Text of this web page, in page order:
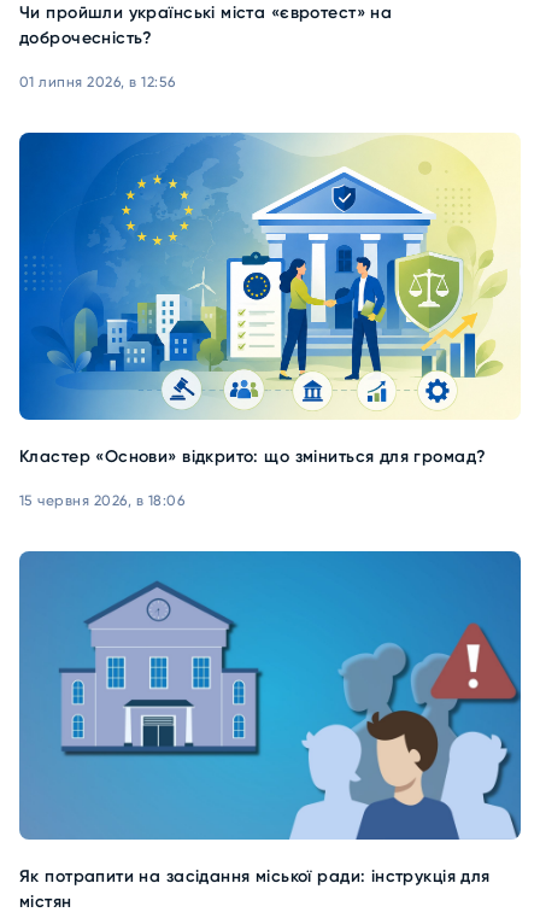
Чи пройшли українські міста «євротест» на
доброчесність?
01 липня 2026, в 12:56
Кластер «Основи» відкрито: що зміниться для громад?
15 червня 2026, в 18:06
Як потрапити на засідання міської ради: інструкція для
містян